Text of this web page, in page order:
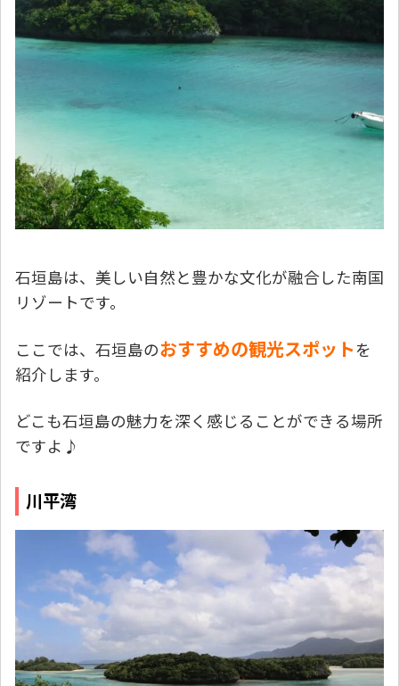
石垣島は、美しい自然と豊かな文化が融合した南国
リゾートです。
ここでは、石垣島のおすすめの観光スポット を
紹介します。
どこも石垣島の魅力を深く感じることができる場所
ですよ♪
川平湾